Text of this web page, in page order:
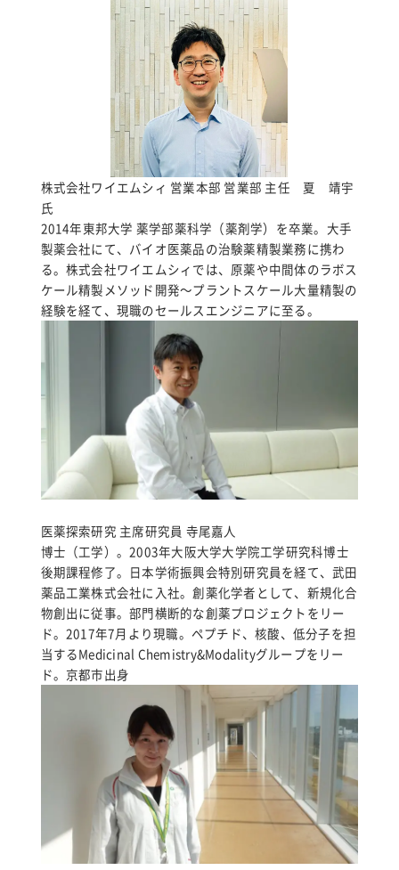
株式会社ワイエムシィ 営業本部 営業部 主任 夏 靖宇
氏
2014年東邦大学 薬学部薬科学（薬剤学）を卒業。大手
製薬会社にて、バイオ医薬品の治験薬精製業務に携わ
る。株式会社ワイエムシィでは、原薬や中間体のラボス
ケール精製メソッド開発～プラントスケール大量精製の
経験を経て、現職のセールスエンジニアに至る。
医薬探索研究 主席研究員 寺尾嘉人
博士（工学）。2003年大阪大学大学院工学研究科博士
後期課程修了。日本学術振興会特別研究員を経て、武田
薬品工業株式会社に入社。創薬化学者として、新規化合
物創出に従事。部門横断的な創薬プロジェクトをリー
ド。2017年7月より現職。ペプチド、核酸、低分子を担
当するMedicinal Chemistry&Modalityグループをリー
ド。京都市出身